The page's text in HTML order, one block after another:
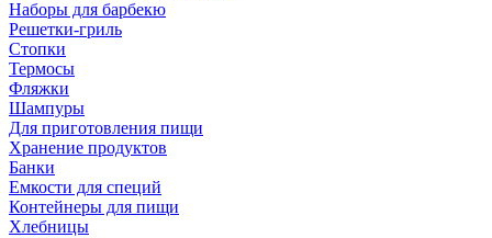
Наборы для барбекю
Решетки-гриль
Стопки
Термосы
Фляжки
Шампуры
Для приготовления пищи
Хранение продуктов
Банки
Емкости для специй
Контейнеры для пищи
Хлебницы